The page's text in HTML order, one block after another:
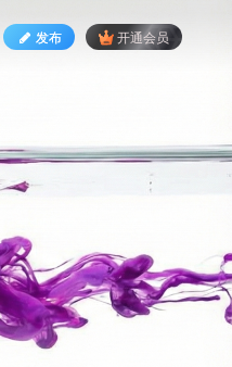
发布 开通会员